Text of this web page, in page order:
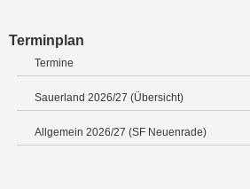
Terminplan
Termine
Sauerland 2026/27 (Übersicht)
Allgemein 2026/27 (SF Neuenrade)